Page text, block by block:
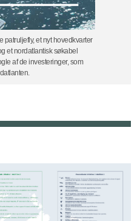
patruljefly, et nyt hovedkvarter
et nordatlantisk søkabel
af de investeringer, som